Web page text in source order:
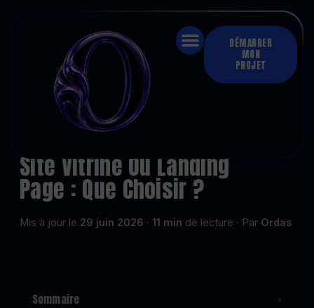
DÉMARRER
MON
PROJET
›Conversion & performance web
Site vitrine ou landing page : que choisir ?
CONVERSION & PERFORMANCE WEB
Site Vitrine Ou Landing
Page : Que Choisir ?
Mis à jour le 29 juin 2026 · 11 min de lecture · Par Ordas
Sommaire ›